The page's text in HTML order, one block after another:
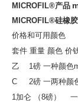
MICROFIL®产品
MICROFIL®硅橡
价格和可用颜色
套件 重量 颜色 价
乙 1磅 一种颜色
C 2磅 一两种颜
1加仑 （8磅）